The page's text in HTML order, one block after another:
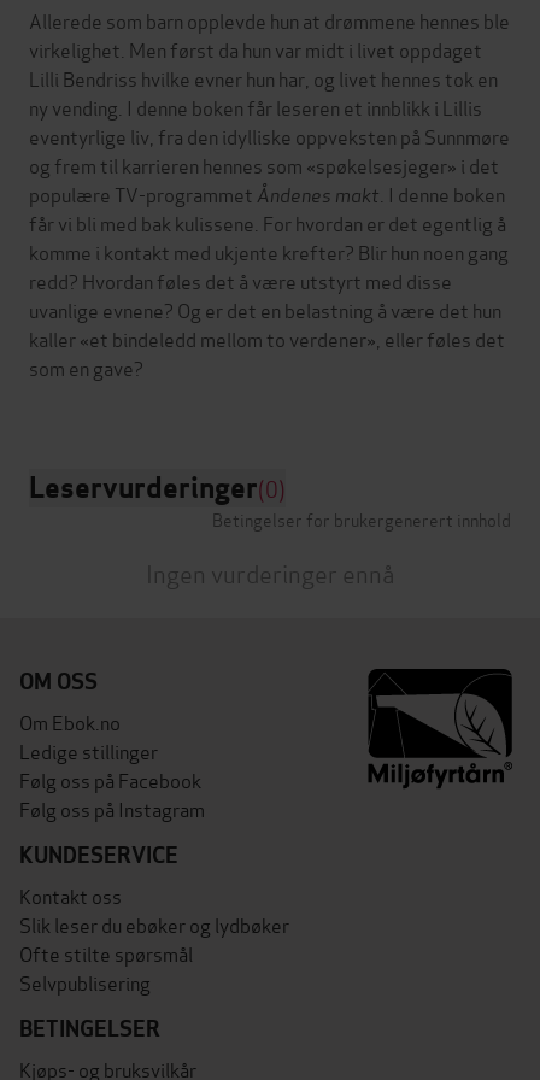
Allerede som barn opplevde hun at drømmene hennes ble
virkelighet. Men først da hun var midt i livet oppdaget
Lilli Bendriss hvilke evner hun har, og livet hennes tok en
ny vending. I denne boken får leseren et innblikk i Lillis
eventyrlige liv, fra den idylliske oppveksten på Sunnmøre
og frem til karrieren hennes som «spøkelsesjeger» i det
populære TV-programmet Åndenes makt . I denne boken
får vi bli med bak kulissene. For hvordan er det egentlig å
komme i kontakt med ukjente krefter? Blir hun noen gang
redd? Hvordan føles det å være utstyrt med disse
uvanlige evnene? Og er det en belastning å være det hun
kaller «et bindeledd mellom to verdener», eller føles det
som en gave?
Leservurderinger(0)
Betingelser for brukergenerert innhold
Ingen vurderinger ennå
OM OSS
Om Ebok.no
Ledige stillinger
Følg oss på Facebook
Følg oss på Instagram
KUNDESERVICE
Kontakt oss
Slik leser du ebøker og lydbøker
Ofte stilte spørsmål
Selvpublisering
BETINGELSER
Kjøps- og bruksvilkår